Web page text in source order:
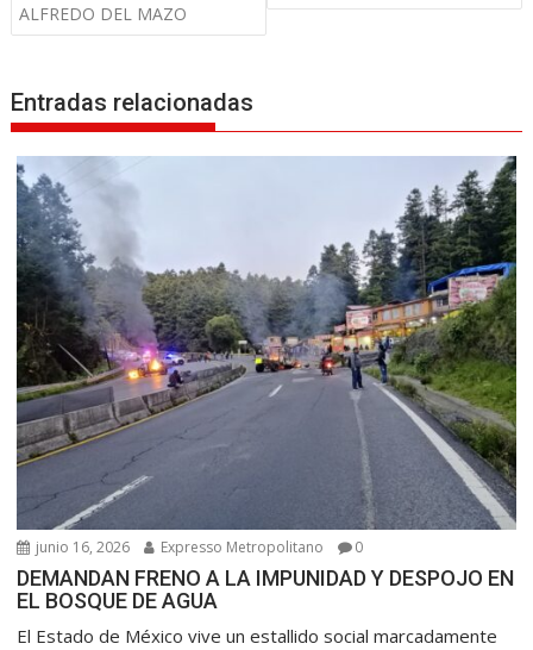
g
c
i
ó
n
d
e
e
n
t
r
a
d
a
s
ALFREDO DEL MAZO
Entradas relacionadas
junio 16, 2026 Expresso Metropolitano 0
DEMANDAN FRENO A LA IMPUNIDAD Y DESPOJO EN
EL BOSQUE DE AGUA
El Estado de México vive un estallido social marcadamente